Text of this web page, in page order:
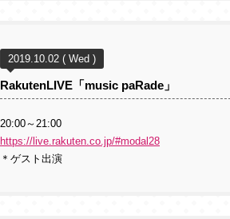
2019.10.02 ( Wed )
RakutenLIVE「music paRade」
20:00～21:00
https://live.rakuten.co.jp/#modal28
＊ゲスト出演